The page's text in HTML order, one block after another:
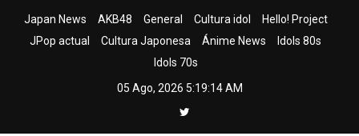
Japan News AKB48 General Cultura idol
Hello! Project
JPop actual
Cultura Japonesa Ánime News
Idols 80s
Idols 70s
05 Ago, 2026 5:19:15 AM